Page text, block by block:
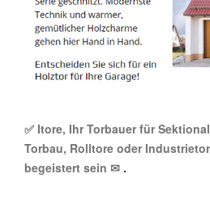
✅ Itore, Ihr Torbauer für
Torbau, Rolltore oder
begeistert sein ✉ .